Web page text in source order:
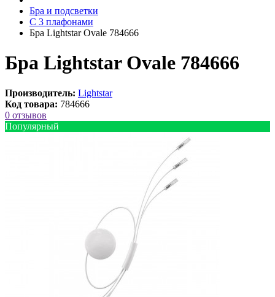
Бра и подсветки
С 3 плафонами
Бра Lightstar Ovale 784666
Бра Lightstar Ovale 784666
Производитель: Lightstar
Код товара: 784666
0 отзывов
Популярный